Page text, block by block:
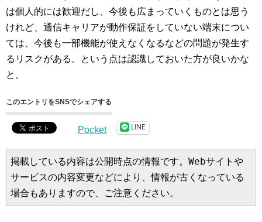
は個人的には歓迎だし、今後も広まっていくものとは思う
けれど、通信キャリアが動作保証をしていない端末につい
ては、今後も一部機能が使えなくなるなどの問題が発生す
るリスクがある。という点は認識しておいた方が良いかな
と。
このエントリをSNSでシェアする
Pocket LINE
掲載している内容は公開時点の情報です。Webサイトや
サービスの内容変更などにより、情報が古くなっている
場合もありますので、ご注意ください。